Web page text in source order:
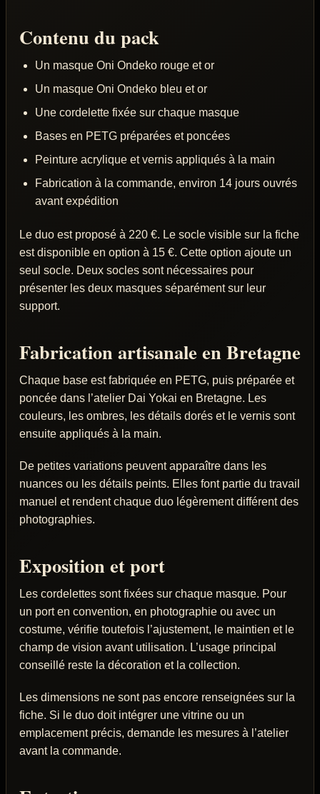
Contenu du pack
Un masque Oni Ondeko rouge et or
Un masque Oni Ondeko bleu et or
Une cordelette fixée sur chaque masque
Bases en PETG préparées et poncées
Peinture acrylique et vernis appliqués à la main
Fabrication à la commande, environ 14 jours ouvrés
avant expédition
Le duo est proposé à 220 €. Le socle visible sur la fiche
est disponible en option à 15 €. Cette option ajoute un
seul socle. Deux socles sont nécessaires pour
présenter les deux masques séparément sur leur
support.
Fabrication artisanale en Bretagne
Chaque base est fabriquée en PETG, puis préparée et
poncée dans l’atelier Dai Yokai en Bretagne. Les
couleurs, les ombres, les détails dorés et le vernis sont
ensuite appliqués à la main.
De petites variations peuvent apparaître dans les
nuances ou les détails peints. Elles font partie du travail
manuel et rendent chaque duo légèrement différent des
photographies.
Exposition et port
Les cordelettes sont fixées sur chaque masque. Pour
un port en convention, en photographie ou avec un
costume, vérifie toutefois l’ajustement, le maintien et le
champ de vision avant utilisation. L’usage principal
conseillé reste la décoration et la collection.
Les dimensions ne sont pas encore renseignées sur la
fiche. Si le duo doit intégrer une vitrine ou un
emplacement précis, demande les mesures à l’atelier
avant la commande.